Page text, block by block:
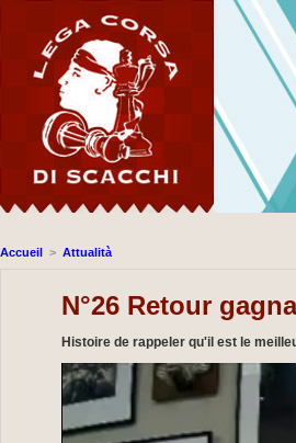
Accueil > Attualità
N°26 Retour
Histoire de rappeler qu'il est le